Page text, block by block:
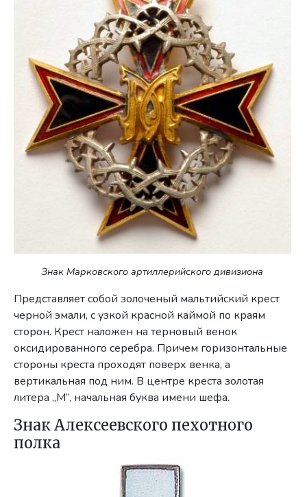
Знак Марковского артиллерийского дивизиона
Представляет собой золоченый мальтийский крест
черной эмали, с узкой красной каймой по краям
сторон. Крест наложен на терновый венок
оксидированного серебра. Причем горизонтальные
стороны креста проходят поверх венка, а
вертикальная под ним. В центре креста золотая
литера „М”, начальная буква имени шефа.
Знак Алексеевского пехотного
полка